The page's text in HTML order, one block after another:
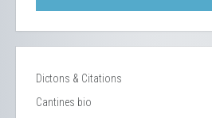
Dictons & Citations
Cantines bio